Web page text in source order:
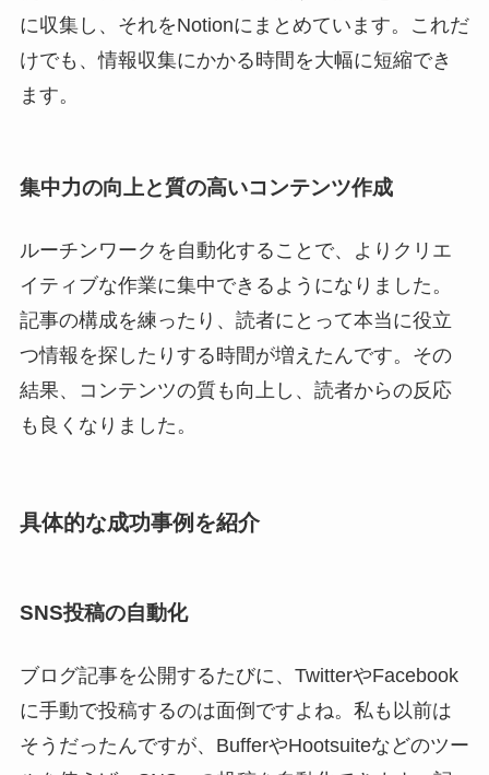
に収集し、それをNotionにまとめています。これだ
けでも、情報収集にかかる時間を大幅に短縮でき
ます。
集中力の向上と質の高いコンテンツ作成
ルーチンワークを自動化することで、よりクリエ
イティブな作業に集中できるようになりました。
記事の構成を練ったり、読者にとって本当に役立
つ情報を探したりする時間が増えたんです。その
結果、コンテンツの質も向上し、読者からの反応
も良くなりました。
具体的な成功事例を紹介
SNS投稿の自動化
ブログ記事を公開するたびに、TwitterやFacebook
に手動で投稿するのは面倒ですよね。私も以前は
そうだったんですが、BufferやHootsuiteなどのツー